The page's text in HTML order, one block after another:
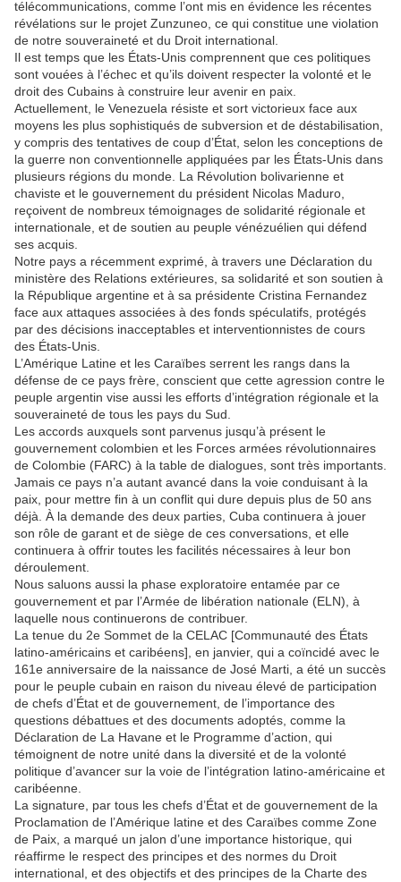
télécommunications, comme l’ont mis en évidence les récentes
révélations sur le projet Zunzuneo, ce qui constitue une violation
de notre souveraineté et du Droit international.
Il est temps que les États-Unis comprennent que ces politiques
sont vouées à l’échec et qu’ils doivent respecter la volonté et le
droit des Cubains à construire leur avenir en paix.
Actuellement, le Venezuela résiste et sort victorieux face aux
moyens les plus sophistiqués de subversion et de déstabilisation,
y compris des tentatives de coup d’État, selon les conceptions de
la guerre non conventionnelle appliquées par les États-Unis dans
plusieurs régions du monde. La Révolution bolivarienne et
chaviste et le gouvernement du président Nicolas Maduro,
reçoivent de nombreux témoignages de solidarité régionale et
internationale, et de soutien au peuple vénézuélien qui défend
ses acquis.
Notre pays a récemment exprimé, à travers une Déclaration du
ministère des Relations extérieures, sa solidarité et son soutien à
la République argentine et à sa présidente Cristina Fernandez
face aux attaques associées à des fonds spéculatifs, protégés
par des décisions inacceptables et interventionnistes de cours
des États-Unis.
L’Amérique Latine et les Caraïbes serrent les rangs dans la
défense de ce pays frère, conscient que cette agression contre le
peuple argentin vise aussi les efforts d’intégration régionale et la
souveraineté de tous les pays du Sud.
Les accords auxquels sont parvenus jusqu’à présent le
gouvernement colombien et les Forces armées révolutionnaires
de Colombie (FARC) à la table de dialogues, sont très importants.
Jamais ce pays n’a autant avancé dans la voie conduisant à la
paix, pour mettre fin à un conflit qui dure depuis plus de 50 ans
déjà. À la demande des deux parties, Cuba continuera à jouer
son rôle de garant et de siège de ces conversations, et elle
continuera à offrir toutes les facilités nécessaires à leur bon
déroulement.
Nous saluons aussi la phase exploratoire entamée par ce
gouvernement et par l’Armée de libération nationale (ELN), à
laquelle nous continuerons de contribuer.
La tenue du 2e Sommet de la CELAC [Communauté des États
latino-américains et caribéens], en janvier, qui a coïncidé avec le
161e anniversaire de la naissance de José Marti, a été un succès
pour le peuple cubain en raison du niveau élevé de participation
de chefs d’État et de gouvernement, de l’importance des
questions débattues et des documents adoptés, comme la
Déclaration de La Havane et le Programme d’action, qui
témoignent de notre unité dans la diversité et de la volonté
politique d’avancer sur la voie de l’intégration latino-américaine et
caribéenne.
La signature, par tous les chefs d’État et de gouvernement de la
Proclamation de l’Amérique latine et des Caraïbes comme Zone
de Paix, a marqué un jalon d’une importance historique, qui
réaffirme le respect des principes et des normes du Droit
international, et des objectifs et des principes de la Charte des